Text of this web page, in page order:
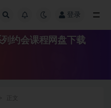
登录
列约会课程网盘下载